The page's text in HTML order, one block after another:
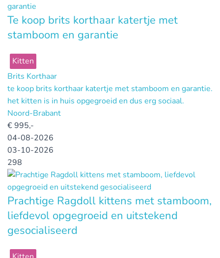
Te koop brits korthaar katertje met
stamboom en garantie
Kitten
Brits Korthaar
te koop brits korthaar katertje met stamboom en garantie.
het kitten is in huis opgegroeid en dus erg sociaal.
Noord-Brabant
€995,-
04-08-2026
03-10-2026
298
Prachtige Ragdoll kittens met stamboom,
liefdevol opgegroeid en uitstekend
gesocialiseerd